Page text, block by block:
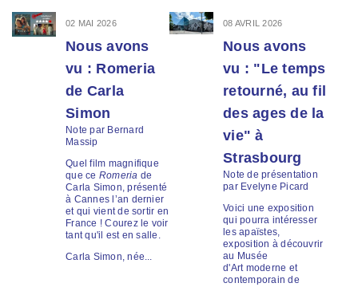
02 MAI 2026
Nous avons
vu : Romeria
de Carla
Simon
Note par Bernard
Massip
Quel film magnifique
que ce Romeria de
Carla Simon, présenté
à Cannes l’an dernier
et qui vient de sortir en
France ! Courez le voir
tant qu'il est en salle.
Carla Simon, née...
08 AVRIL 2026
Nous avons
vu : "Le temps
retourné, au fil
des ages de la
vie" à
Strasbourg
Note de présentation
par Evelyne Picard
Voici une exposition
qui pourra intéresser
les apaïstes,
exposition à découvrir
au Musée
d'Art moderne et
contemporain de